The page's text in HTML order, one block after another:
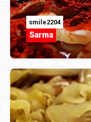
smile2204
Sarma